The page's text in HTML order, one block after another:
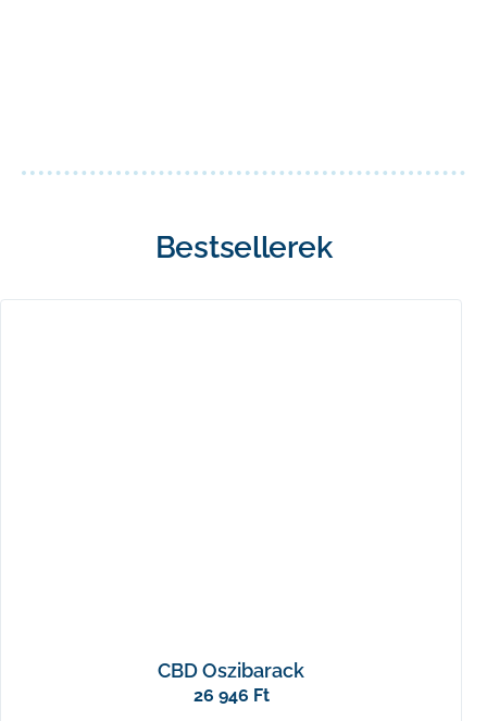
Bestsellerek
CBD Oszibarack
26 946 Ft